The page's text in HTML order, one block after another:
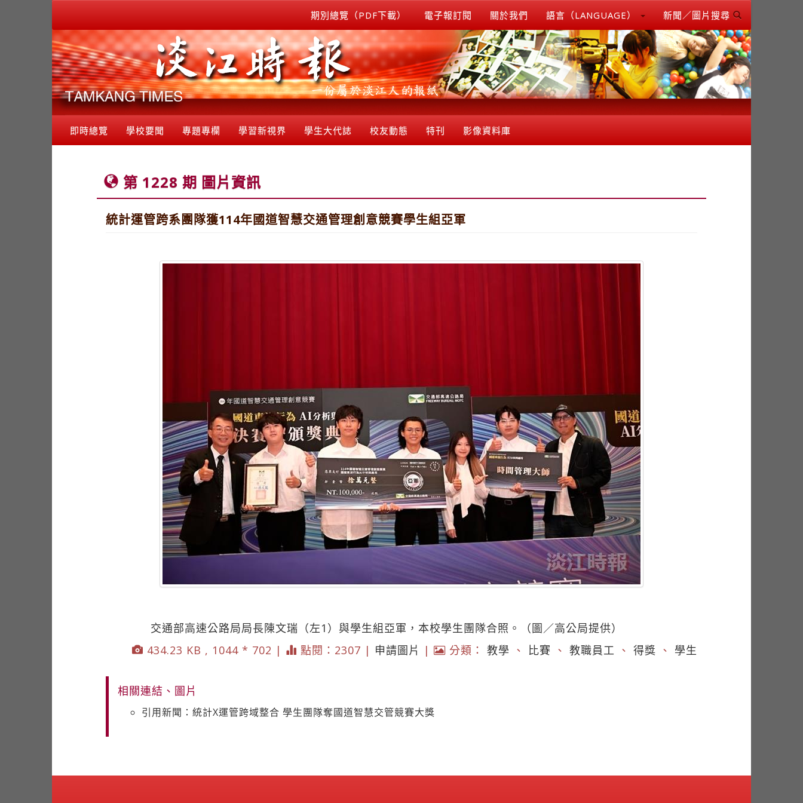
期別總覽（PDF下載） 電子報訂閱 關於我們 語言（LANGUAGE） 新聞／圖片搜尋
即時總覽 學校要聞 專題專欄 學習新視界 學生大代誌 校友動態 特刊 影像資料庫
第 1228 期 圖片資訊
統計運管跨系團隊獲114年國道智慧交通管理創意競賽學生組亞軍
交通部高速公路局局長陳文瑞（左1）與學生組亞軍，本校學生團隊合照。（圖／高公局提供）
434.23 KB , 1044 * 702 |
點閱：2307 | 申請圖片 | 分類： 教學 、 比賽 、 教職員工 、 得獎 、 學生
相關連結、圖片
引用新聞：統計X運管跨域整合 學生團隊奪國道智慧交管競賽大獎